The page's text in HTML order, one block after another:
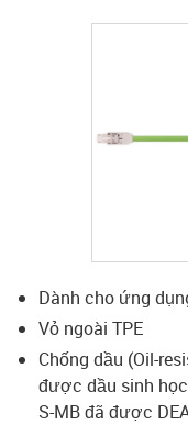
Dành cho ứng
Vỏ ngoài TPE
Chống dầu (Oil-
được dầu sinh
S-MB đã được